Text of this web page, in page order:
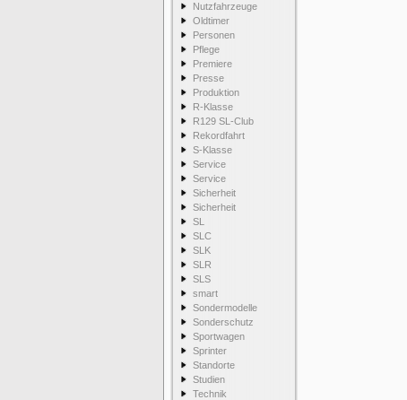
Nutzfahrzeuge
Oldtimer
Personen
Pflege
Premiere
Presse
Produktion
R-Klasse
R129 SL-Club
Rekordfahrt
S-Klasse
Service
Service
Sicherheit
Sicherheit
SL
SLC
SLK
SLR
SLS
smart
Sondermodelle
Sonderschutz
Sportwagen
Sprinter
Standorte
Studien
Technik